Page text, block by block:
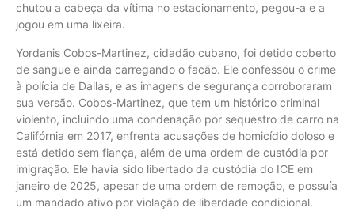
chutou a cabeça da vítima no estacionamento, pegou-a e a
jogou em uma lixeira.
Yordanis Cobos-Martinez, cidadão cubano, foi detido coberto
de sangue e ainda carregando o facão. Ele confessou o crime
à polícia de Dallas, e as imagens de segurança corroboraram
sua versão. Cobos-Martinez, que tem um histórico criminal
violento, incluindo uma condenação por sequestro de carro na
Califórnia em 2017, enfrenta acusações de homicídio doloso e
está detido sem fiança, além de uma ordem de custódia por
imigração. Ele havia sido libertado da custódia do ICE em
janeiro de 2025, apesar de uma ordem de remoção, e possuía
um mandado ativo por violação de liberdade condicional.